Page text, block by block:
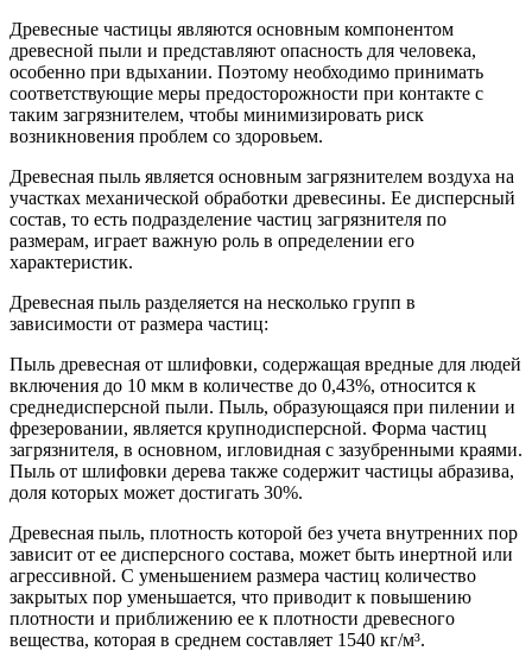
Древесные частицы являются основным компонентом
древесной пыли и представляют опасность для человека,
особенно при вдыхании. Поэтому необходимо принимать
соответствующие меры предосторожности при контакте с
таким загрязнителем, чтобы минимизировать риск
возникновения проблем со здоровьем.
Древесная пыль является основным загрязнителем воздуха на
участках механической обработки древесины. Ее дисперсный
состав, то есть подразделение частиц загрязнителя по
размерам, играет важную роль в определении его
характеристик.
Древесная пыль разделяется на несколько групп в
зависимости от размера частиц:
Пыль древесная от шлифовки, содержащая вредные для людей
включения до 10 мкм в количестве до 0,43%, относится к
среднедисперсной пыли. Пыль, образующаяся при пилении и
фрезеровании, является крупнодисперсной. Форма частиц
загрязнителя, в основном, игловидная с зазубренными краями.
Пыль от шлифовки дерева также содержит частицы абразива,
доля которых может достигать 30%.
Древесная пыль, плотность которой без учета внутренних пор
зависит от ее дисперсного состава, может быть инертной или
агрессивной. С уменьшением размера частиц количество
закрытых пор уменьшается, что приводит к повышению
плотности и приближению ее к плотности древесного
вещества, которая в среднем составляет 1540 кг/м³.